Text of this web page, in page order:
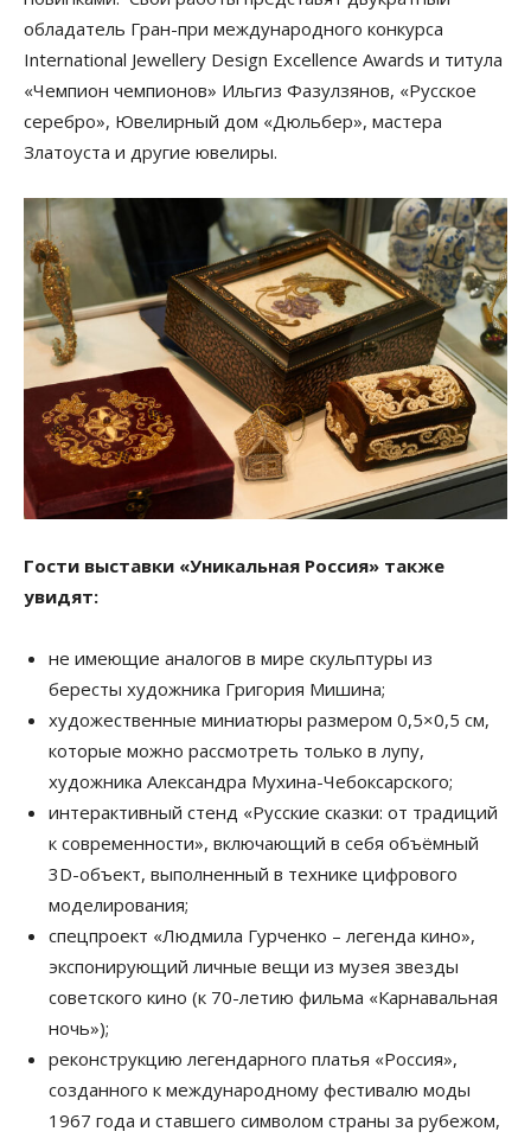
обладатель Гран-при международного конкурса
International Jewellery Design Excellence Awards и титула
«Чемпион чемпионов» Ильгиз Фазулзянов, «Русское
серебро», Ювелирный дом «Дюльбер», мастера
Златоуста и другие ювелиры.
Гости выставки «Уникальная Россия» также
увидят:
не имеющие аналогов в мире скульптуры из
бересты художника Григория Мишина;
художественные миниатюры размером 0,5×0,5 см,
которые можно рассмотреть только в лупу,
художника Александра Мухина-Чебоксарского;
интерактивный стенд «Русские сказки: от традиций
к современности», включающий в себя объёмный
3D-объект, выполненный в технике цифрового
моделирования;
спецпроект «Людмила Гурченко – легенда кино»,
экспонирующий личные вещи из музея звезды
советского кино (к 70-летию фильма «Карнавальная
ночь»);
реконструкцию легендарного платья «Россия»,
созданного к международному фестивалю моды
1967 года и ставшего символом страны за рубежом,